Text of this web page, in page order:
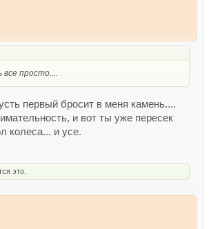
просто....
первый бросит в меня камень....
и вот ты уже пересек
колеса... и усе.
это.